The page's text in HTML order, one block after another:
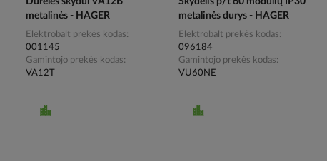
metalinės - HAGER
Elektrobalt prekės kodas
001145
Gamintojo prekės kodas
VA12T
metalinės durys - HAGER
Elektrobalt prekės kodas
096184
Gamintojo prekės kodas
VU60NE